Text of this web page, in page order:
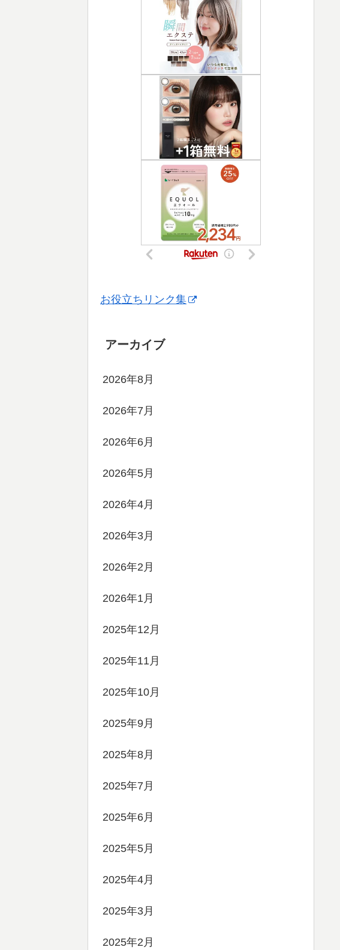
お役立ちリンク集
アーカイブ
2026年8月
2026年7月
2026年6月
2026年5月
2026年4月
2026年3月
2026年2月
2026年1月
2025年12月
2025年11月
2025年10月
2025年9月
2025年8月
2025年7月
2025年6月
2025年5月
2025年4月
2025年3月
2025年2月